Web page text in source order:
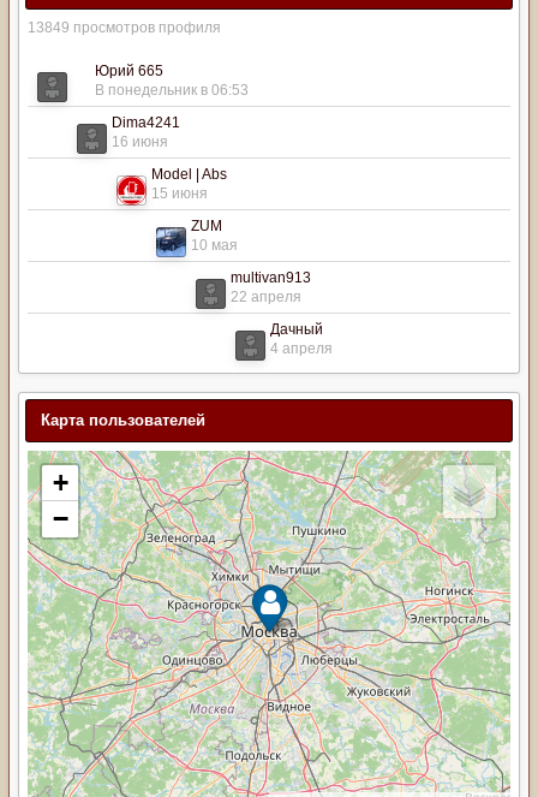
13849 просмотров профиля
Юрий 665
В понедельник в 06:53
Dima4241
16 июня
Model | Abs
15 июня
ZUM
10 мая
multivan913
22 апреля
Дачный
4 апреля
Карта пользователей